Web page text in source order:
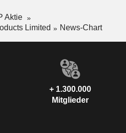
Aktie
Limited
News-Chart
+ 1.300.000
Mitglieder